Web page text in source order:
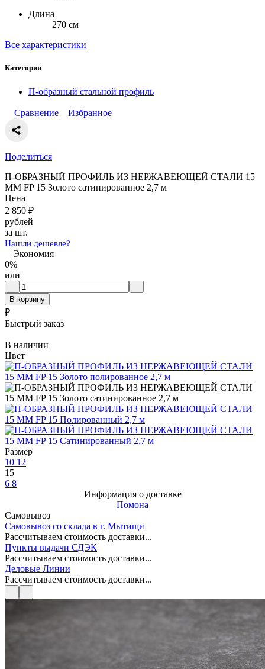
Длина
270 см
Все характеристики
Категории
П-образный стальной профиль
Сравнение Избранное
Поделиться
П-ОБРАЗНЫЙ ПРОФИЛЬ ИЗ НЕРЖАВЕЮЩЕЙ СТАЛИ 15
ММ FP 15 Золото сатинированное 2,7 м
Цена
2 850 ₽
рублей
за шт.
Нашли дешевле?
Экономия
0%
или
В корзину
₽
Быстрый заказ
В наличии
Цвет
Размер
10 12
15
6 8
Информация о доставке
Помона
Самовывоз
Самовывоз со склада в г. Мытищи
Рассчитываем стоимость доставки...
Пункты выдачи СДЭК
Рассчитываем стоимость доставки...
Деловые Линии
Рассчитываем стоимость доставки...